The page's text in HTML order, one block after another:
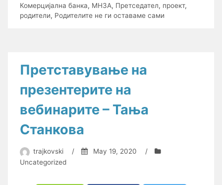
Комерцијална банка, МНЗА, Претседател, проект,
родители, Родителите не ги оставаме сами
Претставување на
презентерите на
вебинарите – Тања
Станкова
trajkovski / May 19, 2020
/
Uncategorized